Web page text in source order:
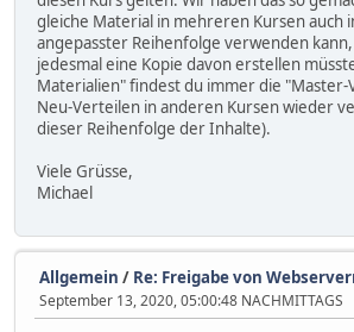
gleiche Material in mehreren Kursen auch
angepasster Reihenfolge verwenden
jedesmal eine Kopie davon erstellen
Materialien" findest du immer die "Master-
Neu-Verteilen in anderen Kursen wieder
dieser Reihenfolge der Inhalte).
Viele Grüsse,
Michael
Allgemein / Re: Freigabe von
September 13, 2020, 05:00:48 NACHMITTAGS